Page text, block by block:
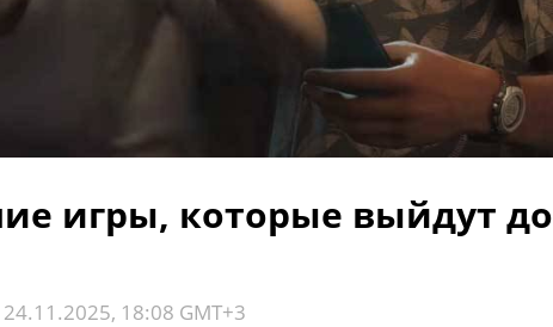
игры, которые выйдут до
24.11.2025, 18:08 GMT+3